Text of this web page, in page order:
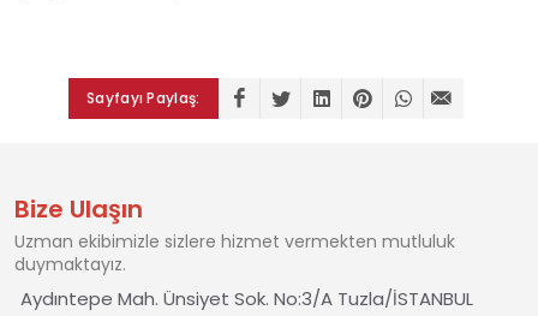
Sayfayı Paylaş:
Bize Ulaşın
Uzman ekibimizle sizlere hizmet vermekten mutluluk
duymaktayız.
Aydıntepe Mah. Ünsiyet Sok. No:3/A Tuzla/İSTANBUL